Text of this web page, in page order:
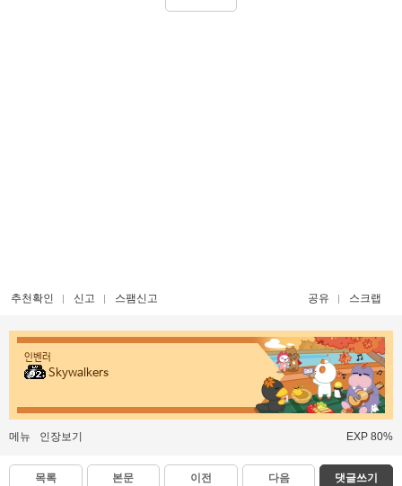
추천확인 신고 스팸신고 공유 스크랩
인벤러
Skywalkers
메뉴 인장보기 EXP 80%
목록 본문 이전 다음 댓글쓰기